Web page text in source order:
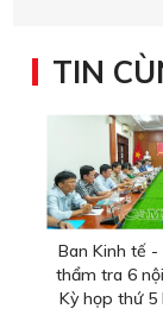
TIN
Ban Kinh tế -
thẩm tra 6
Kỳ họp thứ 5